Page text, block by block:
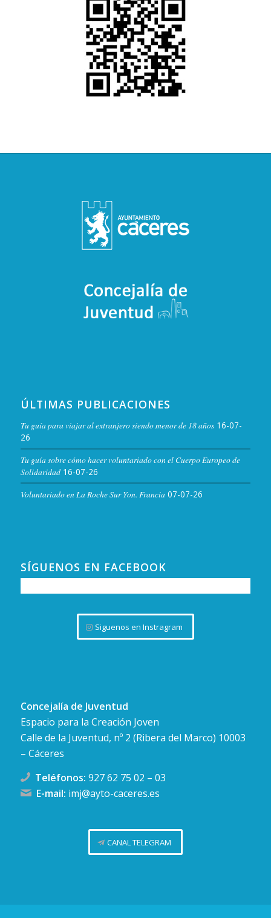
ÚLTIMAS PUBLICACIONES
Tu guía para viajar al extranjero siendo menor de 18 años 16-07-
26
Tu guía sobre cómo hacer voluntariado con el Cuerpo Europeo de
Solidaridad 16-07-26
Voluntariado en La Roche Sur Yon. Francia 07-07-26
SÍGUENOS EN FACEBOOK
Siguenos en Instragram
Concejalía de Juventud
Espacio para la Creación Joven
Calle de la Juventud, nº 2 (Ribera del Marco) 10003
– Cáceres
Teléfonos: 927 62 75 02 – 03
E-mail: imj@ayto-caceres.es
CANAL TELEGRAM